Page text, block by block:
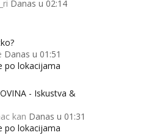
Danas u 02:14
Danas u 01:51
po lokacijama
- Iskustva &
kan Danas u 01:31
po lokacijama